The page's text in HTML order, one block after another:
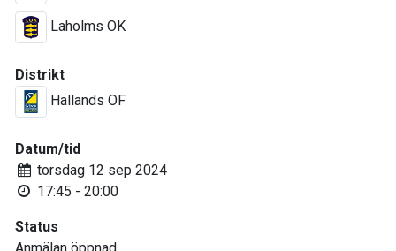
Laholms OK
Distrikt
Hallands OF
Datum/tid
torsdag 12 sep 2024
17:45 - 20:00
Status
Anmälan öppnad